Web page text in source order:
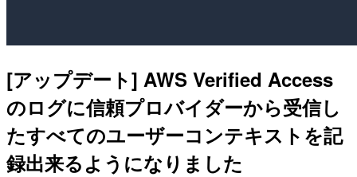
[アップデート] AWS Verified Access
のログに信頼プロバイダーから受信し
たすべてのユーザーコンテキストを記
録出来るようになりました